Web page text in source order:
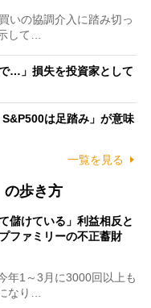
いの協調介入に踏み切っ
して…
…」損失を投資家として
S&P500は足踏み」が意味
一覧を見る
の歩き方
儲けている」利益相反と
ファミリーの不正蓄財
年1～3月に3000回以上も
なり…